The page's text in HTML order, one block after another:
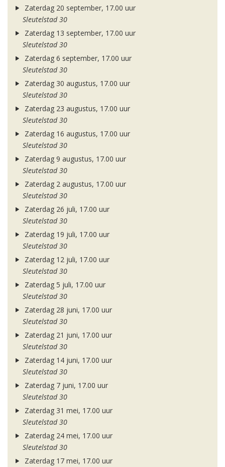
Zaterdag 20 september, 17.00 uur
Sleutelstad 30
Zaterdag 13 september, 17.00 uur
Sleutelstad 30
Zaterdag 6 september, 17.00 uur
Sleutelstad 30
Zaterdag 30 augustus, 17.00 uur
Sleutelstad 30
Zaterdag 23 augustus, 17.00 uur
Sleutelstad 30
Zaterdag 16 augustus, 17.00 uur
Sleutelstad 30
Zaterdag 9 augustus, 17.00 uur
Sleutelstad 30
Zaterdag 2 augustus, 17.00 uur
Sleutelstad 30
Zaterdag 26 juli, 17.00 uur
Sleutelstad 30
Zaterdag 19 juli, 17.00 uur
Sleutelstad 30
Zaterdag 12 juli, 17.00 uur
Sleutelstad 30
Zaterdag 5 juli, 17.00 uur
Sleutelstad 30
Zaterdag 28 juni, 17.00 uur
Sleutelstad 30
Zaterdag 21 juni, 17.00 uur
Sleutelstad 30
Zaterdag 14 juni, 17.00 uur
Sleutelstad 30
Zaterdag 7 juni, 17.00 uur
Sleutelstad 30
Zaterdag 31 mei, 17.00 uur
Sleutelstad 30
Zaterdag 24 mei, 17.00 uur
Sleutelstad 30
Zaterdag 17 mei, 17.00 uur